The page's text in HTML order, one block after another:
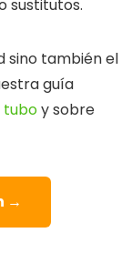
sustitutos.
sino también el
guía
tuboy sobre
→